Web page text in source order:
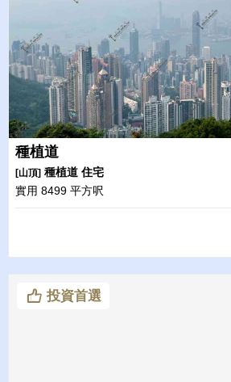
種植道
[山頂] 種植道 住宅
實用 8499 平方呎
投資首選